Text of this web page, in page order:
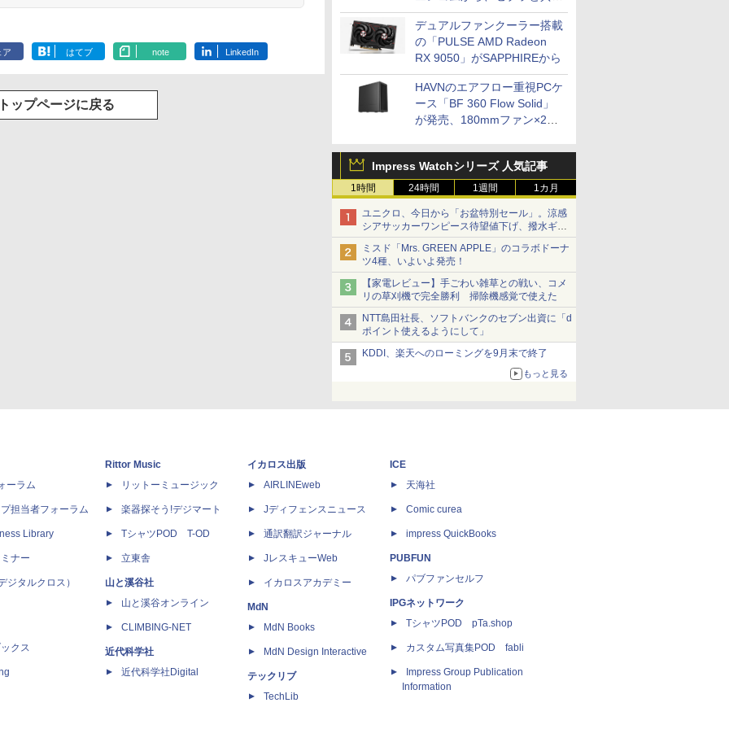
開発
デュアルファンクーラー搭載
の「PULSE AMD Radeon
RX 9050」がSAPPHIREから
HAVNのエアフロー重視PCケ
ース「BF 360 Flow Solid」
が発売、180mmファン×2搭
Impress Watchシリーズ 人気記事
1時間 24時間 1週間 1カ月
ユニクロ、今日から「お盆特別セール」。涼感
シアサッカーワンピース待望値下げ、撥水ギア
ショーツは1990円に
ミスド「Mrs. GREEN APPLE」のコラボドーナ
ツ4種、いよいよ発売！
【家電レビュー】手ごわい雑草との戦い、コメ
リの草刈機で完全勝利 掃除機感覚で使えた
NTT島田社長、ソフトバンクのセブン出資に「d
ポイント使えるようにして」
KDDI、楽天へのローミングを9月末で終了
もっと見る
ア はてブ note LinkedIn
トップページに戻る
ーラム
担当者フォーラム
Library
ナー
ジタルクロス）
クス
Rittor Music
リットーミュージック
楽器探そう!デジマート
TシャツPOD T-OD
立東舎
山と溪谷社
山と溪谷オンライン
CLIMBING-NET
近代科学社
近代科学社Digital
イカロス出版
AIRLINEweb
Jディフェンスニュース
通訳翻訳ジャーナル
JレスキューWeb
イカロスアカデミー
MdN
MdN Books
MdN Design Interactive
テックリブ
TechLib
ICE
天海社
Comic curea
impress QuickBooks
PUBFUN
パブファンセルフ
IPGネットワーク
TシャツPOD pTa.shop
カスタム写真集POD fabli
Impress Group Publication
Information